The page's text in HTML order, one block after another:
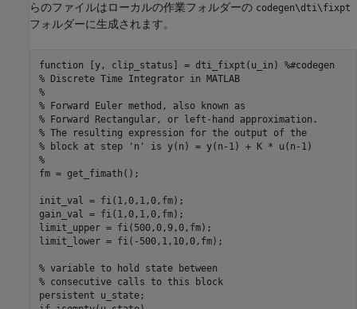
らのファイルはローカルの作業フォルダーの codegen\dti\fixpt
フォルダーに生成されます。
function [y, clip_status] = dti_fixpt(u_in) %#codegen
% Discrete Time Integrator in MATLAB
%
% Forward Euler method, also known as
% Forward Rectangular, or left-hand approximation.
% The resulting expression for the output of the
% block at step 'n' is y(n) = y(n-1) + K * u(n-1)
%
fm = get_fimath();
init_val = fi(1,0,1,0,fm);
gain_val = fi(1,0,1,0,fm);
limit_upper = fi(500,0,9,0,fm);
limit_lower = fi(-500,1,10,0,fm);
% variable to hold state between
% consecutive calls to this block
persistent u_state;